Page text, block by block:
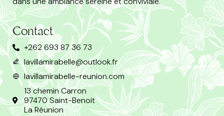
Contact
+262 693 87 36 73
lavillamirabelle@outlook.fr
lavillamirabelle-reunion.com
13 chemin Carron
97470 Saint-Benoit
La Réunion